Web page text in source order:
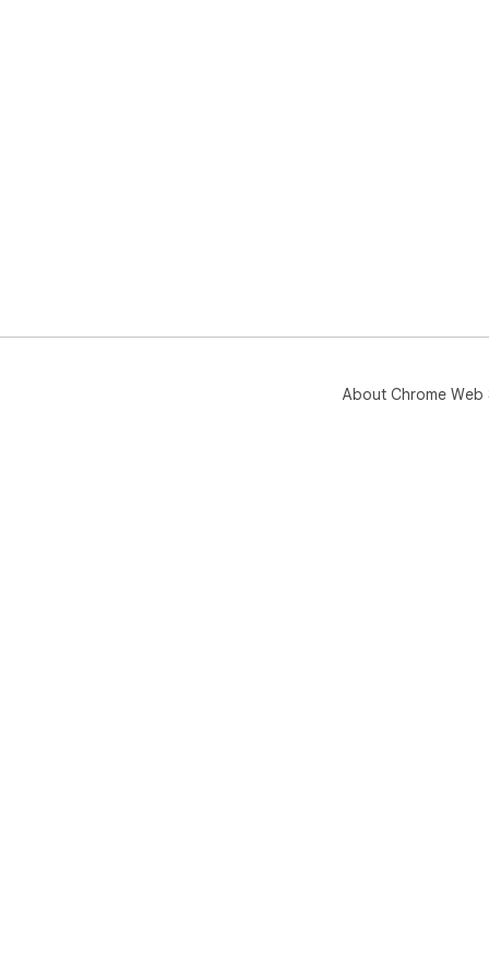
About Chrome Web